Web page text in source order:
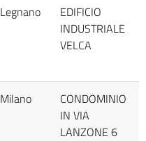
Legnano
EDIFICIO
INDUSTRIALE
VELCA
Milano
CONDOMINIO
IN VIA
LANZONE 6